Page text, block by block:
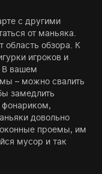
с другими
от маньяка.
область обзора. К
игроков и
В вашем
– можно свалить
замедлить
фонариком,
довольно
проемы, им
мусор и так